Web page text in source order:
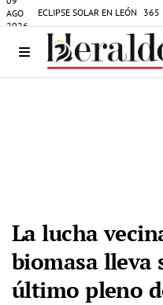
AGO
2026
ECLIPSE SOLAR EN LEÓN 365
La lucha
biomasa lleva
último pleno